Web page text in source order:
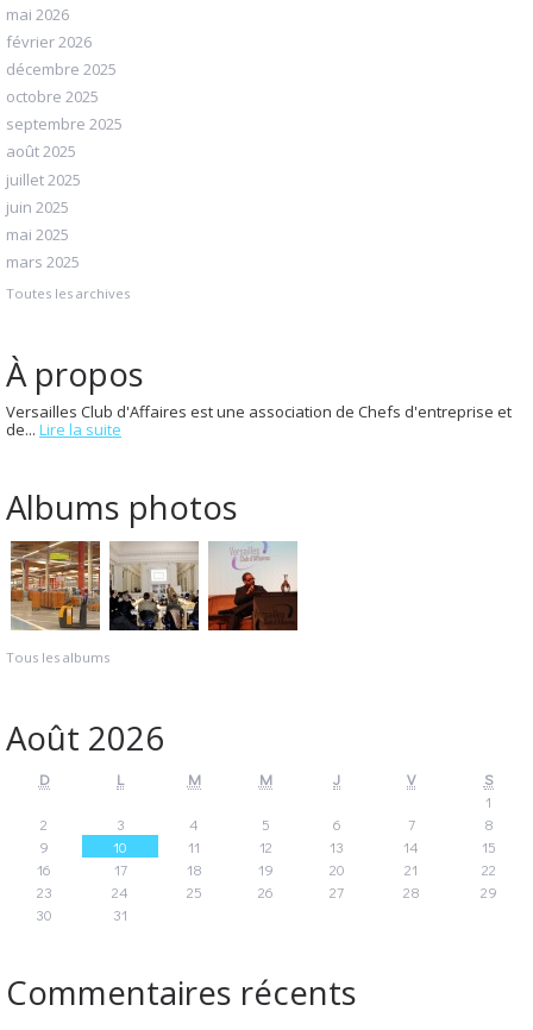
mai 2026
février 2026
décembre 2025
octobre 2025
septembre 2025
août 2025
juillet 2025
juin 2025
mai 2025
mars 2025
Toutes les archives
À propos
Versailles Club d'Affaires est une association de Chefs d'entreprise et
de... Lire la suite
Albums photos
Tous les albums
Août 2026
D L M M J V
S
1
2
3 4 5 6 7
8
9
10 11 12 13 14
15
16
17 18 19 20 21
22
23
24 25 26 27 28
29
30
31
Commentaires récents